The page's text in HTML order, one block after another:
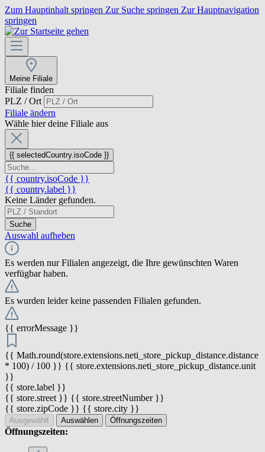
Zum Hauptinhalt springen Zur Suche springen Zur Hauptnavigation
springen
Meine Filiale
Filiale finden
PLZ / Ort
Filiale ändern
Wähle hier deine Filiale aus
{{ selectedCountry.isoCode }}
{{ country.isoCode }}
{{ country.label }}
Keine Länder gefunden.
Suche
Auswahl aufheben
Es werden nur Filialen angezeigt, die Ihre gewünschten Waren
verfügbar haben.
Es wurden leider keine passenden Filialen gefunden.
{{ errorMessage }}
{{ Math.round(store.extensions.neti_store_pickup_distance.distance
* 100) / 100 }} {{ store.extensions.neti_store_pickup_distance.unit
}}
{{ store.label }}
{{ store.street }} {{ store.streetNumber }}
{{ store.zipCode }} {{ store.city }}
Ausgewählt Auswählen Öffnungszeiten
Öffnungszeiten: